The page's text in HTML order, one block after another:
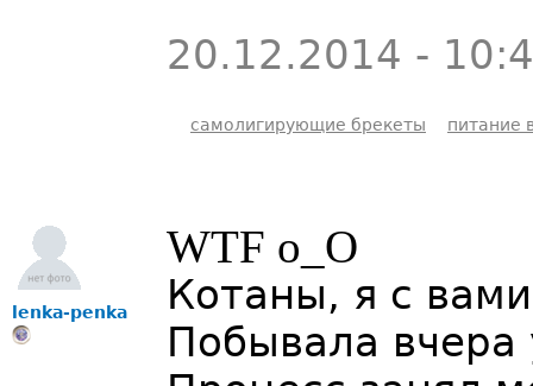
20.12.2014 -
самолигирующие брекеты питание
lenka-penka
WTF o_O
Котаны, я с
Побывала вчера